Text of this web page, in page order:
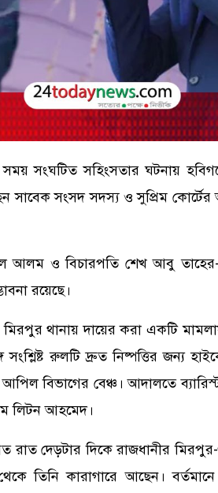
সময় সংঘটিত সহিংসতার ঘটনায়
সাবেক সংসদ সদস্য ও সুপ্রিম
আলম ও বিচারপতি শেখ আবু তাহের-
রয়েছে।
থানায় দায়ের করা একটি
রুলটি দ্রুত নিষ্পত্তির জন্য
বিভাগের বেঞ্চ। আদালতে
লিটন আহমেদ।
রাত দেড়টার দিকে রাজধানীর
তিনি কারাগারে আছেন। বর্তমানে